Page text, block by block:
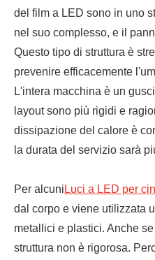
del film a LED sono in uno
nel suo complesso, e il
Questo tipo di struttura è
prevenire efficacemente
L'intera macchina è un
layout sono più rigidi e
dissipazione del calore è
la durata del servizio sarà
Per alcuni Luci a LED per
dal corpo e viene utilizzata
metallici e plastici. Anche
struttura non è rigorosa.